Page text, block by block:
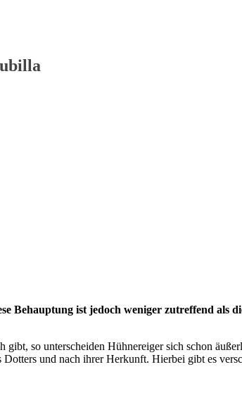
Behauptung ist jedoch weniger zutreffend als
gibt, so unterscheiden Hühnereiger sich schon
und nach ihrer Herkunft. Hierbei gibt es